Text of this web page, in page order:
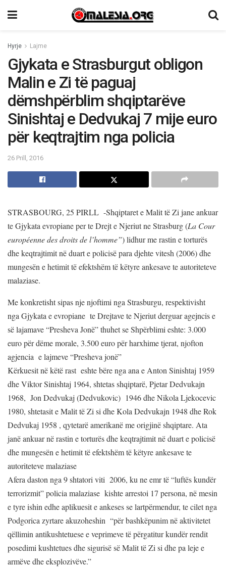
Hyrje Lajme
Gjykata e Strasburgut obligon
Malin e Zi të paguaj
dëmshpërblim shqiptarëve
Sinishtaj e Dedvukaj 7 mije euro
për keqtrajtim nga policia
26 Prill, 2016
STRASBOURG, 25 PIRLL -Shqiptaret e Malit të Zi jane ankuar
te Gjykata evropiane per te Drejt e Njeriut ne Strasburg (La Cour
européenne des droits de l’homme”) lidhur me rastin e torturës
dhe keqtrajtimit në duart e policisë para djehte vitesh (2006) dhe
mungesën e hetimit të efektshëm të këtyre ankesave te autoriteteve
malaziase.
Me konkretisht sipas nje njoftimi nga Strasburgu, respektivisht
nga Gjykata e evropiane te Drejtave te Njeriut derguar agejncis e
së lajamave “Presheva Jonë” thuhet se Shpërblimi eshte: 3.000
euro për dëme morale, 3.500 euro për harxhime tjerat, njofton
agjencia e lajmeve “Presheva jonë”
Kërkuesit në këtë rast eshte bëre nga ana e Anton Sinishtaj 1959
dhe Viktor Sinishtaj 1964, shtetas shqiptarë, Pjetar Dedvukajn
1968, Jon Dedvukaj (Dedvukovic) 1946 dhe Nikola Ljekocevic
1980, shtetasit e Malit të Zi si dhe Kola Dedvukajn 1948 dhe Rok
Dedvukaj 1958 , qytetarë amerikanë me origjinë shqiptare. Ata
janë ankuar në rastin e torturës dhe keqtrajtimit në duart e policisë
dhe mungesën e hetimit të efektshëm të këtyre ankesave te
autoriteteve malaziase
Afera daston nga 9 shtatori viti 2006, ku ne emr të “luftës kundër
terrorizmit” policia malaziase kishte arrestoi 17 persona, në mesin
e tyre ishin edhe aplikuesit e ankeses se lartpërmendur, te cilet nga
Podgorica zyrtare akuzoheshin “për bashkëpunim në aktivitetet
qëllimin antikushtetuese e veprimeve të përgatitur kundër rendit
posedimi kushtetues dhe sigurisë së Malit të Zi si dhe pa leje e
armëve dhe eksplozivëve.”